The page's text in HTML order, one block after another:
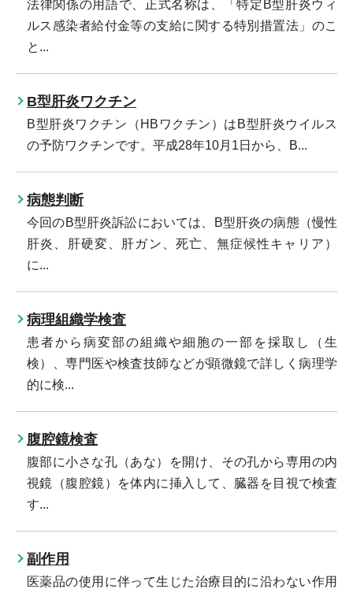
法律関係の用語で、正式名称は、「特定B型肝炎ウィ
ルス感染者給付金等の支給に関する特別措置法」のこ
と...
B型肝炎ワクチン
B型肝炎ワクチン（HBワクチン）はB型肝炎ウイルス
の予防ワクチンです。平成28年10月1日から、B...
病態判断
今回のB型肝炎訴訟においては、B型肝炎の病態（慢性
肝炎、肝硬変、肝ガン、死亡、無症候性キャリア）
に...
病理組織学検査
患者から病変部の組織や細胞の一部を採取し（生
検）、専門医や検査技師などが顕微鏡で詳しく病理学
的に検...
腹腔鏡検査
腹部に小さな孔（あな）を開け、その孔から専用の内
視鏡（腹腔鏡）を体内に挿入して、臓器を目視で検査
す...
副作用
医薬品の使用に伴って生じた治療目的に沿わない作用